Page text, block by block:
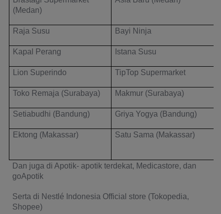
(Medan)
Raja Susu Bayi Ninja
Kapal Perang Istana Susu
Lion Superindo TipTop Supermarket
Toko Remaja (Surabaya) Makmur (Surabaya)
Setiabudhi (Bandung) Griya Yogya (Bandung)
Ektong (Makassar) Satu Sama (Makassar)
Dan juga di Apotik- apotik terdekat, Medicastore, dan
goApotik
Serta di Nestlé Indonesia Official store (Tokopedia,
Shopee)